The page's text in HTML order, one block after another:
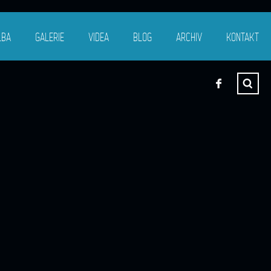
GALERIE VIDEA BLOG ARCHIV KONTAKT